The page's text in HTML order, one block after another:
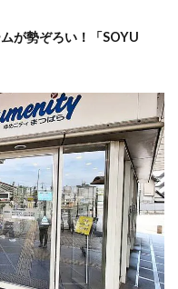
が勢ぞろい！「SOYU